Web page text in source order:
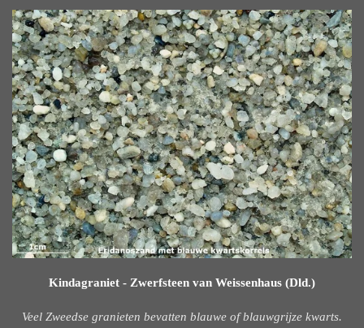
Kindagraniet - Zwerfsteen van Weissenhaus (Dld.)
Veel Zweedse granieten bevatten blauwe of blauwgrijze kwarts.